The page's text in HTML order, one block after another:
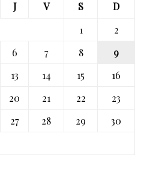
J V S
D
1
2
6 7 8
9
13 14 15
16
20 21 22
23
27 28 29
30